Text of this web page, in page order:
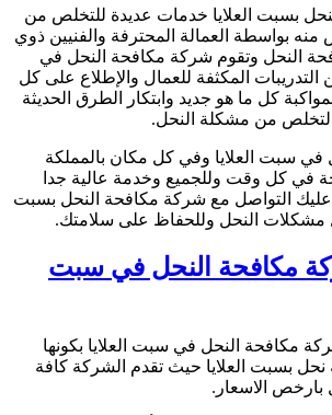
بسبت العلايا خدمات عديدة للتخلص من
بواسطة العمالة المحترفة والفنيين ذوي
النحل وتقوم شركة مكافحة النحل في
المكثفة للعمال والإطلاع على كل
كل ما هو جديد وابتكار الطرق الحديثة
من مشكلة النحل.
سبت العلايا وفي كل مكان بالمملكة
في كل وقت وللجميع وخدمة عالية جدا
التواصل مع شركة مكافحة النحل بسبت
النحل وللحفاظ على سلامتك.
مكافحة النحل في سبت
مكافحة النحل في سبت العلايا بكونها
بسبت العلايا حيث تقدم الشركة كافة
الاسعار.